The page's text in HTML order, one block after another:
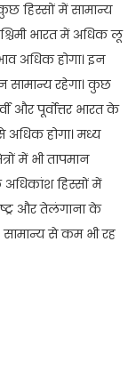
हिस्सों में सामान्य
भारत में अधिक लू
अधिक होगा। इन
सामान्य रहेगा। कुछ
और पूर्वोत्तर भारत के
अधिक होगा। मध्य
में भी तापमान
हिस्सों में
और तेलंगाना के
सामान्य से कम भी रह